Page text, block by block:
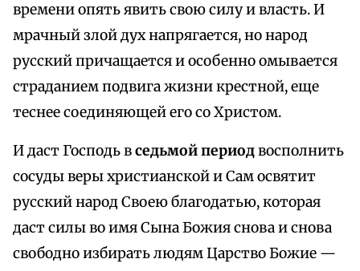
времени опять явить свою силу и власть. И
мрачный злой дух напрягается, но народ
русский причащается и особенно омывается
страданием подвига жизни крестной, еще
теснее соединяющей его со Христом.
И даст Господь вседьмой периодвосполнить
сосуды веры христианской и Сам освятит
русский народ Своею благодатью, которая
даст силы во имя Сына Божия снова и снова
свободно избирать людям Царство Божие —